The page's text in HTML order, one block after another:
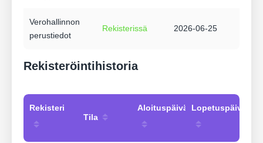
Verohallinnon
perustiedot
Rekisterissä 2026-06-25
Rekisteröintihistoria
Rekisteri
Tila
Aloituspäivämäärä